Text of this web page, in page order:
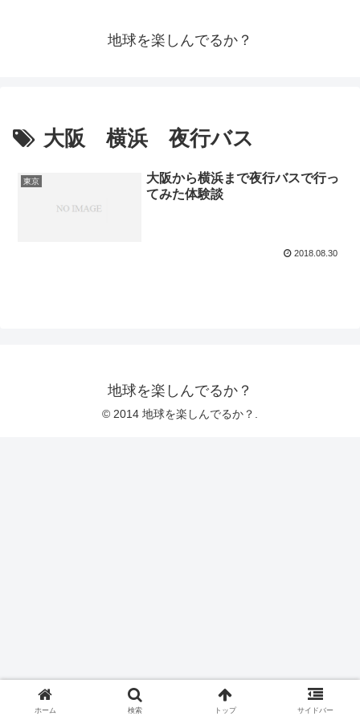
地球を楽しんでるか？
大阪 横浜 夜行バス
東京
大阪から横浜まで夜行バスで行っ
てみた体験談
2018.08.30
地球を楽しんでるか？
© 2014 地球を楽しんでるか？.
ホーム 検索 トップ サイドバー